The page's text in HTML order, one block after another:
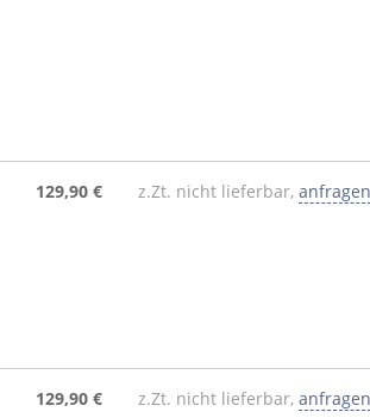
129,90 € z.Zt. nicht lieferbar, anfragen
129,90 € z.Zt. nicht lieferbar, anfragen